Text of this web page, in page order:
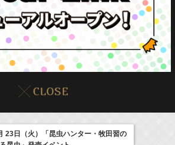
8/8(Sat) イベント販売情報
) ラジオドラマ「一建設presents おうちのはなし」 髙橋ひかる
23日（火）「昆虫ハンター・牧田習の